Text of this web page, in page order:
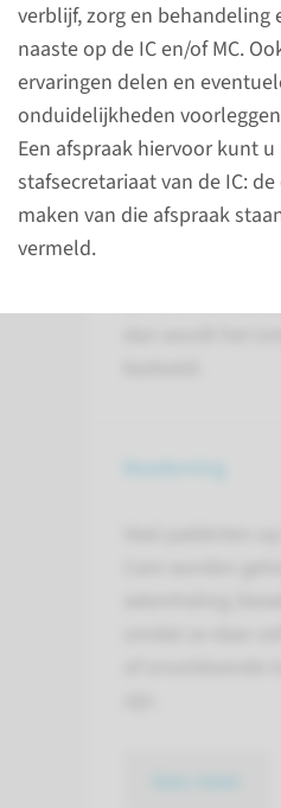
verblijf, zorg en
naaste op de IC en/of MC.
ervaringen delen en
onduidelijkheden
Een afspraak hiervoor kunt
stafsecretariaat van de IC:
maken van die afspraak
vermeld.
Onderstaande
gelden voor
op de Intensive
zijn niet alle
familielid of
toepassing,
toestemming